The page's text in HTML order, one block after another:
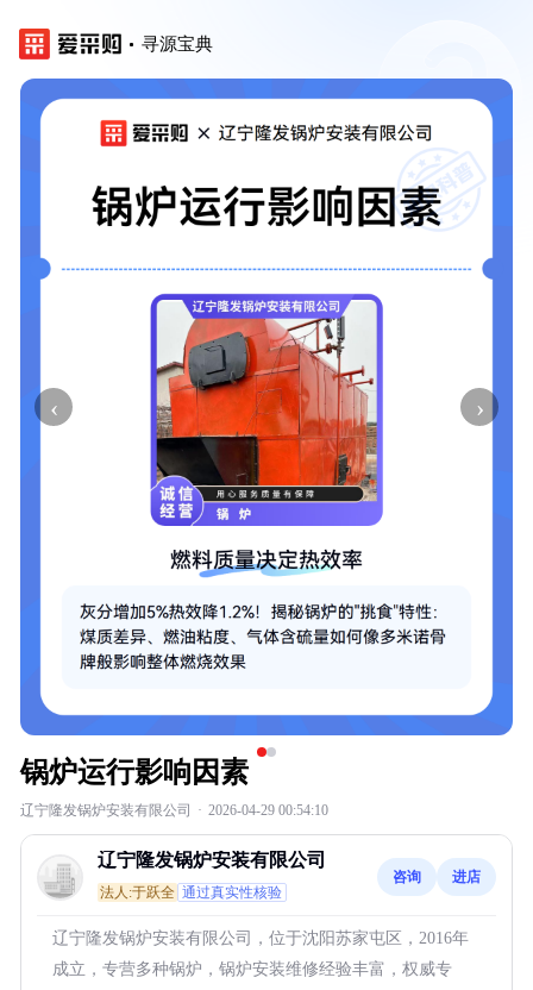
寻源宝典
‹ ›
锅炉运行影响因素
辽宁隆发锅炉安装有限公司 · 2026-04-29 00:54:10
辽宁隆发锅炉安装有限公司
法人:于跃全 通过真实性核验
咨询 进店
辽宁隆发锅炉安装有限公司，位于沈阳苏家屯区，2016年
成立，专营多种锅炉，锅炉安装维修经验丰富，权威专